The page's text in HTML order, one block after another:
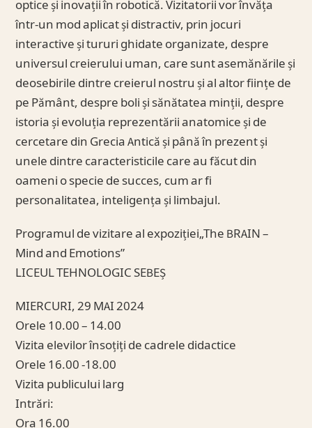
optice și inovații în robotică. Vizitatorii vor învăța
într-un mod aplicat și distractiv, prin jocuri
interactive și tururi ghidate organizate, despre
universul creierului uman, care sunt asemănările și
deosebirile dintre creierul nostru și al altor ființe de
pe Pământ, despre boli și sănătatea minții, despre
istoria și evoluția reprezentării anatomice și de
cercetare din Grecia Antică și până în prezent și
unele dintre caracteristicile care au făcut din
oameni o specie de succes, cum ar fi
personalitatea, inteligența și limbajul.
Programul de vizitare al expoziției„The BRAIN –
Mind and Emotions”
LICEUL TEHNOLOGIC SEBEȘ
MIERCURI, 29 MAI 2024
Orele 10.00 – 14.00
Vizita elevilor însoțiți de cadrele didactice
Orele 16.00 -18.00
Vizita publicului larg
Intrări:
Ora 16.00